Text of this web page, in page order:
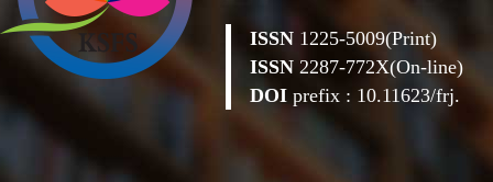
ISSN 1225-5009(Print)
ISSN 2287-772X(On-line)
DOI prefix : 10.11623/frj.